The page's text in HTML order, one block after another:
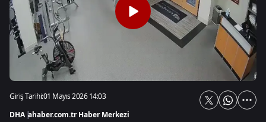
Giriş Tarihi:01 Mayıs 2026 14:03
DHA |ahaber.com.tr Haber Merkezi